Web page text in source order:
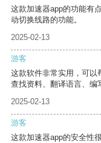
这款加速器app的功能有
动切换线路的功能。
2025-02-13
游客
这款软件非常实用，可以
查找资料、翻译语言、编
2025-02-13
游客
这款加速器app的安全性